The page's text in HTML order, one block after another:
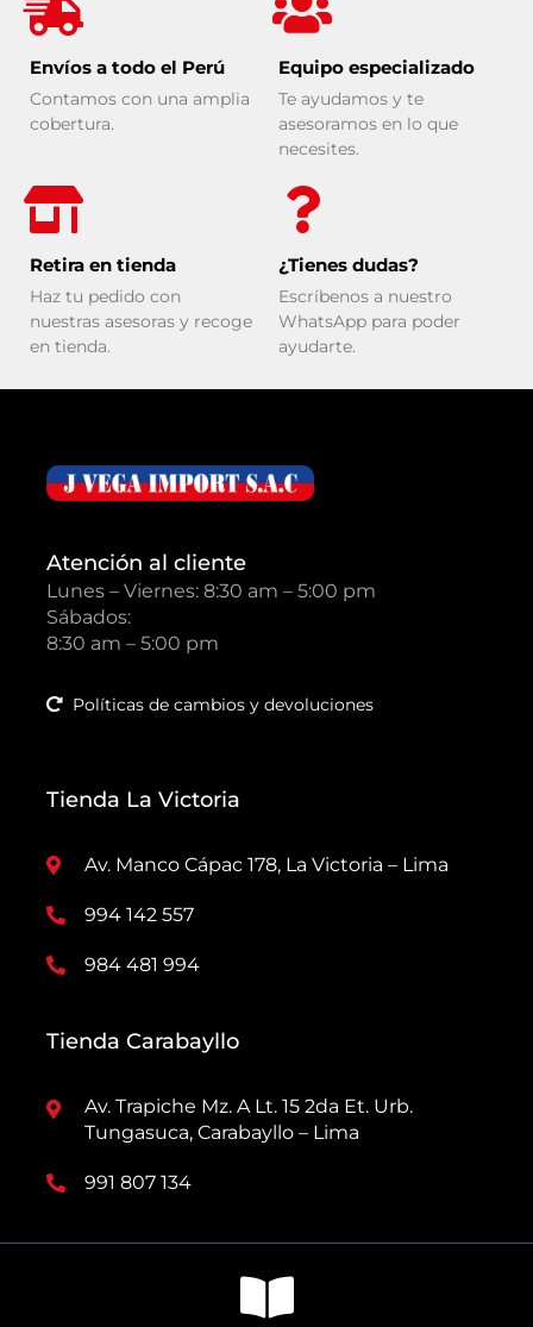
Envíos a todo el Perú
Contamos con una amplia
cobertura.
Equipo especializado
Te ayudamos y te
asesoramos en lo que
necesites.
Retira en tienda
Haz tu pedido con
nuestras asesoras y recoge
en tienda.
¿Tienes dudas?
Escríbenos a nuestro
WhatsApp para poder
ayudarte.
Atención al cliente
Lunes – Viernes: 8:30 am – 5:00 pm
Sábados:
8:30 am – 5:00 pm
Políticas de cambios y devoluciones
Tienda La Victoria
Av. Manco Cápac 178, La Victoria – Lima
994 142 557
984 481 994
Tienda Carabayllo
Av. Trapiche Mz. A Lt. 15 2da Et. Urb.
Tungasuca, Carabayllo – Lima
991 807 134